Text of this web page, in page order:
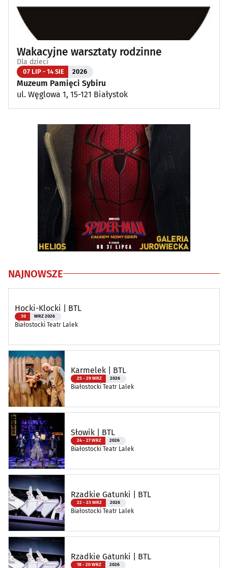
Wakacyjne warsztaty rodzinne
Dla dzieci
07 LIP - 14 SIE 2026
Muzeum Pamięci Sybiru
ul. Węglowa 1, 15-121 Białystok
NAJNOWSZE
Hocki-Klocki | BTL
30 WRZ 2026
Białostocki Teatr Lalek
Karmelek | BTL
25 - 29 WRZ 2026
Białostocki Teatr Lalek
Słowik | BTL
24 - 27 WRZ 2026
Białostocki Teatr Lalek
Rzadkie Gatunki | BTL
22 - 23 WRZ 2026
Białostocki Teatr Lalek
Rzadkie Gatunki | BTL
18 - 20 WRZ 2026